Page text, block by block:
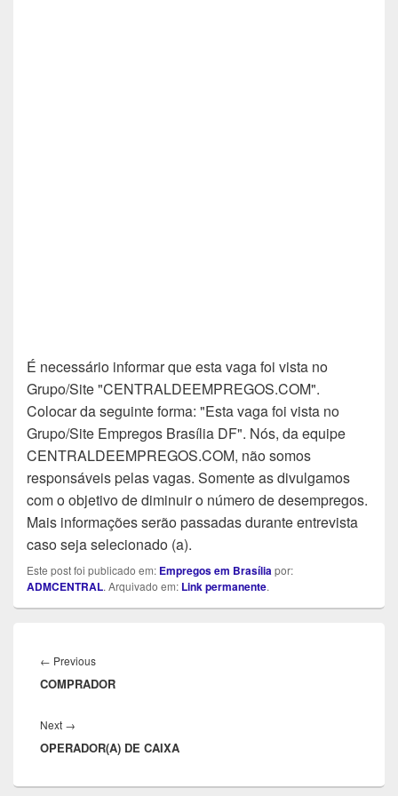
É necessário informar que esta vaga foi vista no
Grupo/Site "CENTRALDEEMPREGOS.COM".
Colocar da seguinte forma: "Esta vaga foi vista no
Grupo/Site Empregos Brasília DF". Nós, da equipe
CENTRALDEEMPREGOS.COM, não somos
responsáveis pelas vagas. Somente as divulgamos
com o objetivo de diminuir o número de desempregos.
Mais informações serão passadas durante entrevista
caso seja selecionado (a).
Este post foi publicado em: Empregos em Brasíliapor:
ADMCENTRAL. Arquivado em: Link permanente.
de
Post
← PreviousPrevious
post:
COMPRADOR
Next →
post:
OPERADOR(A) DE CAIXA